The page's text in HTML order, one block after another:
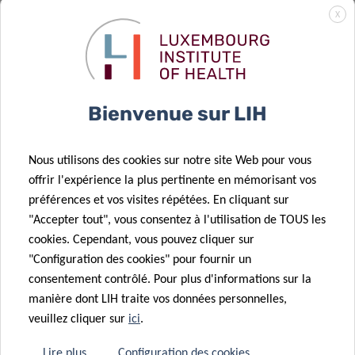
OBEClust: une
union d’efforts
pour la
l’obésité.
enfants
autistes,
robot QTrobot
Une étude du
mélanges
chimiques
risque accru
de troubles
métaboliques
Faire avancer
la recherche
sur les
matière de
cancer
26 Sep 2025
Publication du
rapport
triennal «
Surveillance
24 Sep 2025
L’Europe lance
CancerWatch:
améliorer la
qualité et la
données sur le
X
Bienvenue sur LIH
Nous utilisons des cookies sur notre site Web pour vous
offrir l'expérience la plus pertinente en mémorisant vos
préférences et vos visites répétées. En cliquant sur
"Accepter tout", vous consentez à l'utilisation de TOUS les
cookies. Cependant, vous pouvez cliquer sur
"Configuration des cookies" pour fournir un
consentement contrôlé. Pour plus d'informations sur la
manière dont LIH traite vos données personnelles,
veuillez cliquer sur ici.